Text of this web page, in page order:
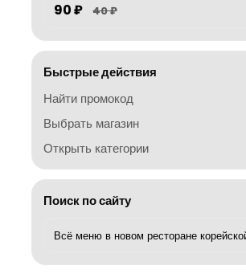
90 ₽ 40 ₽
Быстрые действия
Найти промокод
Выбрать магазин
Открыть категории
Поиск по сайту